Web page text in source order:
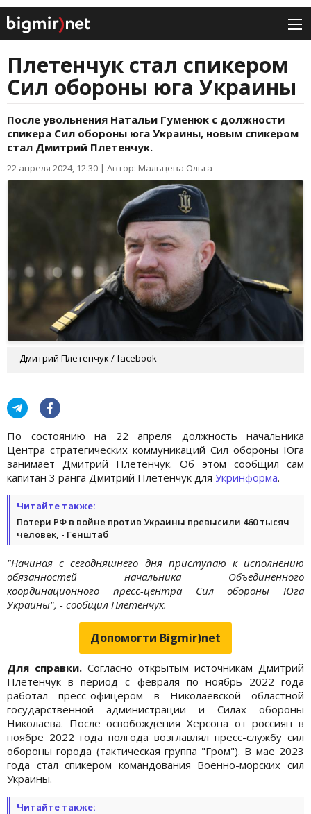
Плетенчук стал спикером
Сил обороны юга Украины
После увольнения Натальи Гуменюк с должности
спикера Сил обороны юга Украины, новым спикером
стал Дмитрий Плетенчук.
22 апреля 2024, 12:30 | Автор: Мальцева Ольга
Дмитрий Плетенчук / facebook
По состоянию на 22 апреля должность начальника
Центра стратегических коммуникаций Сил обороны Юга
занимает Дмитрий Плетенчук. Об этом сообщил сам
капитан 3 ранга Дмитрий Плетенчук для Укринформа.
Читайте также:
Потери РФ в войне против Украины превысили 460 тысяч
человек, - Генштаб
"Начиная с сегодняшнего дня приступаю к исполнению
обязанностей начальника Объединенного
координационного пресс-центра Сил обороны Юга
Украины", - сообщил Плетенчук.
Допомогти Bigmir)net
Для справки. Согласно открытым источникам Дмитрий
Плетенчук в период с февраля по ноябрь 2022 года
работал пресс-офицером в Николаевской областной
государственной администрации и Силах обороны
Николаева. После освобождения Херсона от россиян в
ноябре 2022 года полгода возглавлял пресс-службу сил
обороны города (тактическая группа "Гром"). В мае 2023
года стал спикером командования Военно-морских сил
Украины.
Читайте также: